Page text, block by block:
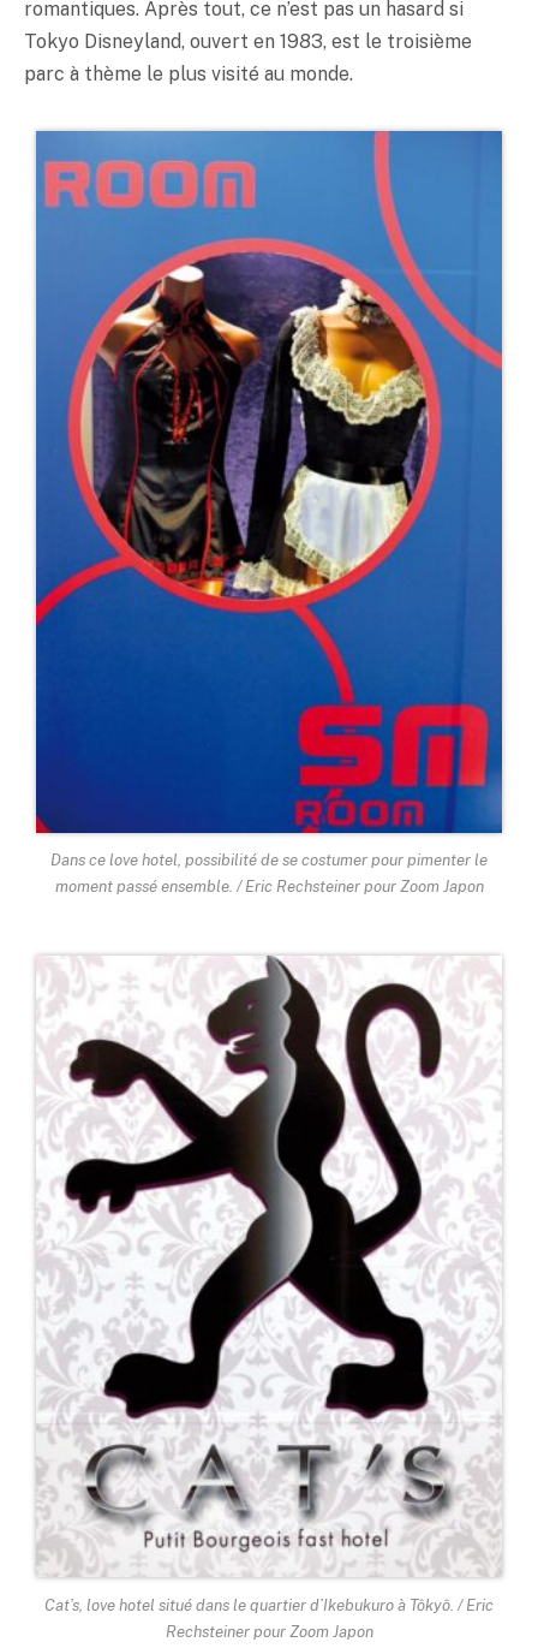
romantiques. Après tout, ce n’est pas un hasard si
Tokyo Disneyland, ouvert en 1983, est le troisième
parc à thème le plus visité au monde.
Dans ce love hotel, possibilité de se costumer pour pimenter le
moment passé ensemble. / Eric Rechsteiner pour Zoom Japon
Cat’s, love hotel situé dans le quartier d’Ikebukuro à Tôkyô. / Eric
Rechsteiner pour Zoom Japon